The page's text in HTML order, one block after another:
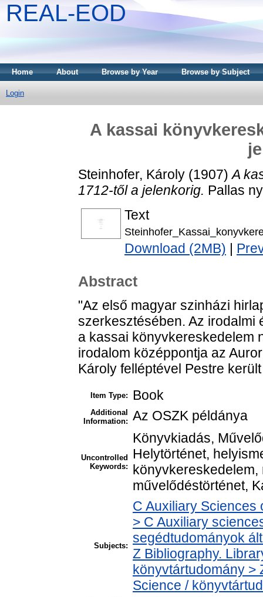
REAL-EOD
Home About Browse by Year Browse by Subject
Login
A kassai
Steinhofer, Károly (1907)A
1712-től a jelenkorig. Pallas
Text
Download (2MB)
Abstract
"Az első magyar szinházi
szerkesztésében. Az irodalmi
a kassai könyvkereskedelem
irodalom középpontja az
Károly felléptével Pestre
Item Type: Book
Additional
Information: Az OSZK példánya
Uncontrolled
Keywords:
Könyvkiadás,
Helytörténet,
művelődéstörténet,
Subjects:
C Auxiliary Sciences
> C Auxiliary
segédtudományok
Z Bibliography.
könyvtártudomány >
Science /